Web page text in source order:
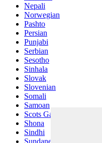
Nepali
Norwegian
Pashto
Persian
Punjabi
Serbian
Sesotho
Sinhala
Slovak
Slovenian
Somali
Samoan
Scots Gaelic
Shona
Sindhi